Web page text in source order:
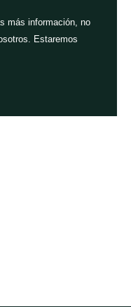
más información, no
Estaremos